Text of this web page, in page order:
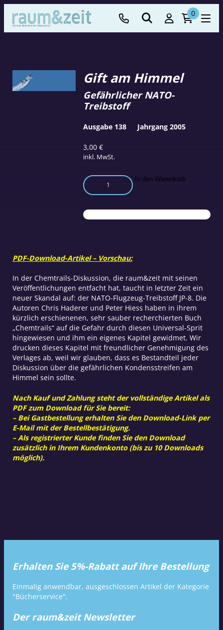
0
Gift am Himmel
3,00€
inkl. MwSt.
Gefährlicher NATO-
Treibstoff
Gift
am
Menge
In den Warenkorb
Ausgabe 138 Jahrgang 2005
PDF-Download-Artikel – Vorschau:
In der Chemtrails-Diskussion, die raum&zeit mit seinen
Veröffentlichungen entfacht hat, taucht in letzter Zeit ein
neuer Skandal auf: der NATO-Flugzeug-Treibstoff JP-8. Die
Autoren Chris Haderer und Peter Hiess haben in ihrem
kürzlich erschienenen, sehr sauber recherchierten Buch
„Chemtrails“ auf die Gefahr durch diesen Universal-Sprit
hingewiesen und ihm ein eigenes Kapitel gewidmet. Wir
drucken dieses Kapitel mit freundlicher Genehmigung des
Verlages ab, weil wir glauben, dass es Bestandteil jeder
Diskussion über die gefährlichen Kondensstreifen am
Himmel sein sollte.
Nach Kauf und Zahlung steht der vollständige Artikel als
PDF zum Download für Sie bereit:
– Bei Gastbestellung erhalten Sie den Download-Link per
E-Mail mit der Bestellbestätigung.
– Als registrierter Kunde finden Sie den Download
zusätzlich in Ihrem Kundenkonto (bis zu 10 Downloads
möglich).
Erhalten Sie 5%-Rabatt auf Ihre Bestellung
Einmalig anwendbar, ausgeschlossen Artikel der Kategorie
"Bücherservice".
Der raum&zeit Newsletter